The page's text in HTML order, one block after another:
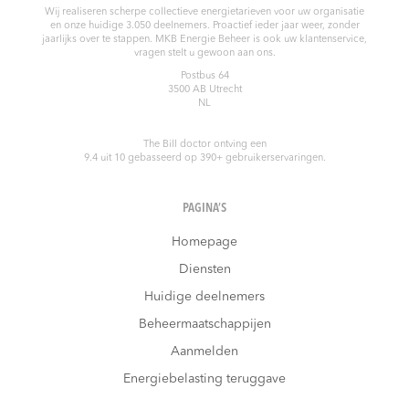
Wij realiseren scherpe collectieve energietarieven voor uw organisatie
en onze huidige 3.050 deelnemers. Proactief ieder jaar weer, zonder
jaarlijks over te stappen. MKB Energie Beheer is ook uw klantenservice,
vragen stelt u gewoon aan ons.
Postbus 64
3500 AB Utrecht
NL
The Bill doctorontving een
9.4uit 10gebasseerd op 390+ gebruikerservaringen.
PAGINA’S
Homepage
Diensten
Huidige deelnemers
Beheermaatschappijen
Aanmelden
Energiebelasting teruggave